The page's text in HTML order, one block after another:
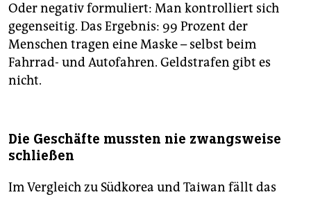
Oder negativ formuliert: Man kontrolliert sich
gegenseitig. Das Ergebnis: 99 Prozent der
Menschen tragen eine Maske – selbst beim
Fahrrad- und Autofahren. Geldstrafen gibt es
nicht.
Die Geschäfte mussten nie zwangsweise
schließen
Im Vergleich zu Südkorea und Taiwan fällt das